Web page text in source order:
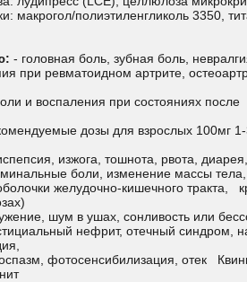
макрогол/полиэтиленгликоль 3350,
- головная боль, зубная боль,
при ревматоидном артрите,
и воспаления при состояниях
дозы для взрослых 100мг 1-
изжога, тошнота, рвота,
боли, изменение массы
желудочно-кишечного
шум в ушах, сонливость или
нефрит, отечный синдром,
фотосенсибилизация, отек